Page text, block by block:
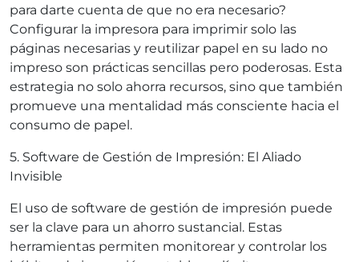
para darte cuenta de que no era necesario?
Configurar la impresora para imprimir solo las
páginas necesarias y reutilizar papel en su lado no
impreso son prácticas sencillas pero poderosas. Esta
estrategia no solo ahorra recursos, sino que también
promueve una mentalidad más consciente hacia el
consumo de papel.
5. Software de Gestión de Impresión: El Aliado
Invisible
El uso de software de gestión de impresión puede
ser la clave para un ahorro sustancial. Estas
herramientas permiten monitorear y controlar los